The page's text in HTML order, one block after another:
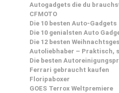
Autogadgets die du
CFMOTO
Die 10 besten Auto-Gadgets
Die 10 genialsten Auto
Die 12 besten
Autoliebhaber – Praktisch,
Die besten
Ferrari gebraucht kaufen
Floripaboxer
GOES Terrox Weltpremiere